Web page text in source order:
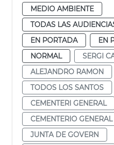
MEDIO AMBIENTE
TODAS LAS
EN PORTADA
EN
NORMAL
SERGI
ALEJANDRO RAMON
TODOS LOS SANTOS
CEMENTERI GENERAL
CEMENTERIO GENERAL
JUNTA DE GOVERN